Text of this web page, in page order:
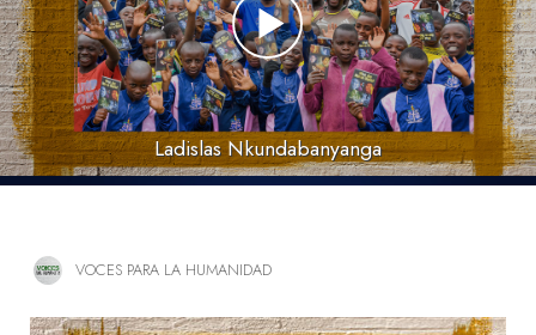
Ladislas Nkundabanyanga
VOCES PARA LA HUMANIDAD